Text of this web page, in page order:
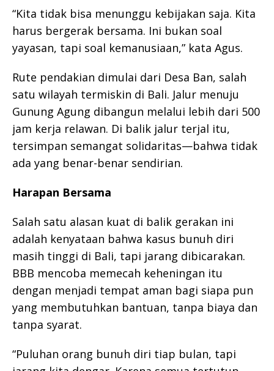
“Kita tidak bisa menunggu kebijakan saja. Kita
harus bergerak bersama. Ini bukan soal
yayasan, tapi soal kemanusiaan,” kata Agus.
Rute pendakian dimulai dari Desa Ban, salah
satu wilayah termiskin di Bali. Jalur menuju
Gunung Agung dibangun melalui lebih dari 500
jam kerja relawan. Di balik jalur terjal itu,
tersimpan semangat solidaritas—bahwa tidak
ada yang benar-benar sendirian.
Harapan Bersama
Salah satu alasan kuat di balik gerakan ini
adalah kenyataan bahwa kasus bunuh diri
masih tinggi di Bali, tapi jarang dibicarakan.
BBB mencoba memecah keheningan itu
dengan menjadi tempat aman bagi siapa pun
yang membutuhkan bantuan, tanpa biaya dan
tanpa syarat.
“Puluhan orang bunuh diri tiap bulan, tapi